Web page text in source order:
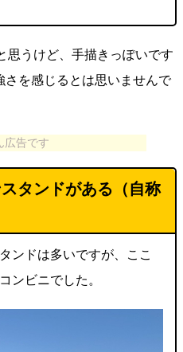
思うけど、手描きっぽいです
を感じるとは思いませんで
広告です
タンドがある（自称
ンドは多いですが、ここ
ンビニでした。